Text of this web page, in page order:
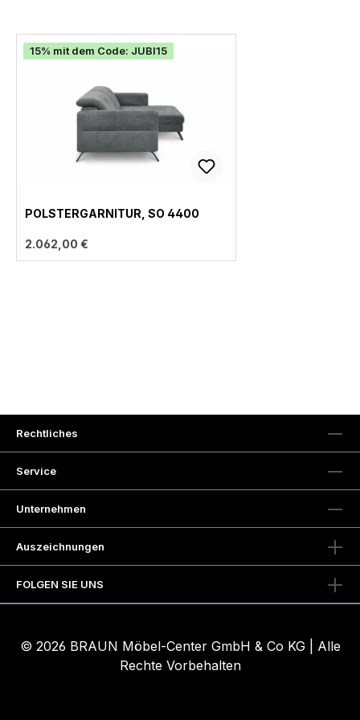
15% mit dem Code: JUBI15
POLSTERGARNITUR, SO 4400
2.062,00 €
Rechtliches
Service
Unternehmen
Auszeichnungen
FOLGEN SIE UNS
© 2026 BRAUN Möbel-Center GmbH & Co KG | Alle
Rechte Vorbehalten